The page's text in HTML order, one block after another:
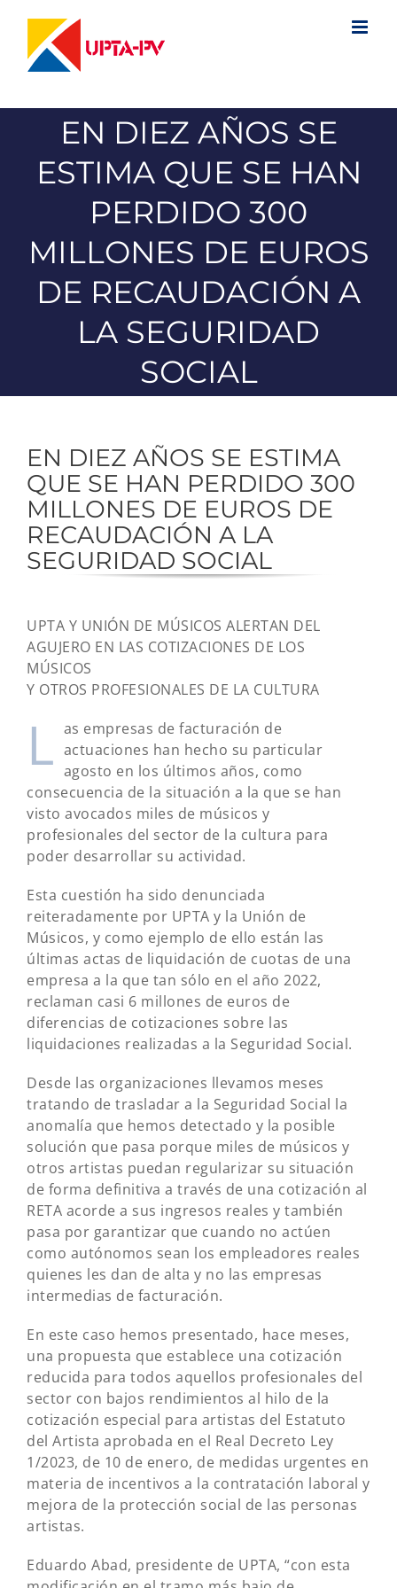
contenido
EN DIEZ AÑOS SE
ESTIMA QUE SE HAN
PERDIDO 300
MILLONES DE EUROS
DE RECAUDACIÓN A
LA SEGURIDAD
SOCIAL
EN DIEZ AÑOS SE ESTIMA
QUE SE HAN PERDIDO 300
MILLONES DE EUROS DE
RECAUDACIÓN A LA
SEGURIDAD SOCIAL
UPTA Y UNIÓN DE MÚSICOS ALERTAN DEL
AGUJERO EN LAS COTIZACIONES DE LOS
MÚSICOS
Y OTROS PROFESIONALES DE LA CULTURA
L as empresas de facturación de
actuaciones han hecho su particular
agosto en los últimos años, como
consecuencia de la situación a la que se han
visto avocados miles de músicos y
profesionales del sector de la cultura para
poder desarrollar su actividad.
Esta cuestión ha sido denunciada
reiteradamente por UPTA y la Unión de
Músicos, y como ejemplo de ello están las
últimas actas de liquidación de cuotas de una
empresa a la que tan sólo en el año 2022,
reclaman casi 6 millones de euros de
diferencias de cotizaciones sobre las
liquidaciones realizadas a la Seguridad Social.
Desde las organizaciones llevamos meses
tratando de trasladar a la Seguridad Social la
anomalía que hemos detectado y la posible
solución que pasa porque miles de músicos y
otros artistas puedan regularizar su situación
de forma definitiva a través de una cotización al
RETA acorde a sus ingresos reales y también
pasa por garantizar que cuando no actúen
como autónomos sean los empleadores reales
quienes les dan de alta y no las empresas
intermedias de facturación.
En este caso hemos presentado, hace meses,
una propuesta que establece una cotización
reducida para todos aquellos profesionales del
sector con bajos rendimientos al hilo de la
cotización especial para artistas del Estatuto
del Artista aprobada en el Real Decreto Ley
1/2023, de 10 de enero, de medidas urgentes en
materia de incentivos a la contratación laboral y
mejora de la protección social de las personas
artistas.
Eduardo Abad, presidente de UPTA, “con esta